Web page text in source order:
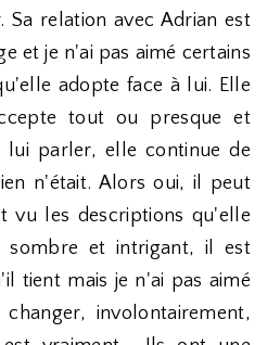
Sa relation avec Adrian est
et je n'ai pas aimé certains
adopte face à lui. Elle
tout ou presque et
lui parler, elle continue de
n'était. Alors oui, il peut
vu les descriptions qu'elle
sombre et intrigant, il est
tient mais je n'ai pas aimé
involontairement,